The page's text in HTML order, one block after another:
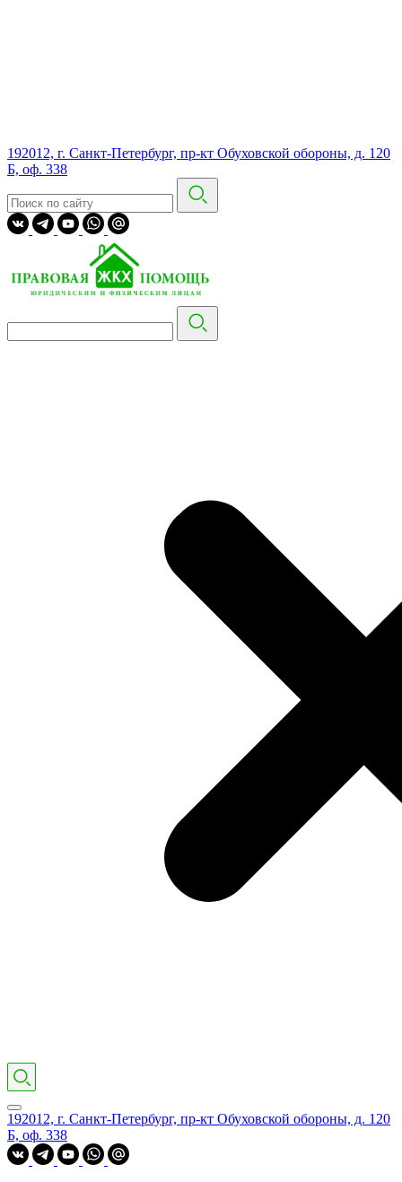
192012, г. Санкт-Петербург, пр-кт Обуховской обороны, д. 120
Б, оф. 338
192012, г. Санкт-Петербург, пр-кт Обуховской обороны, д. 120
Б, оф. 338